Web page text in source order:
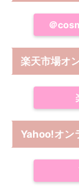
＠
楽天市場オ
Yahoo!オン